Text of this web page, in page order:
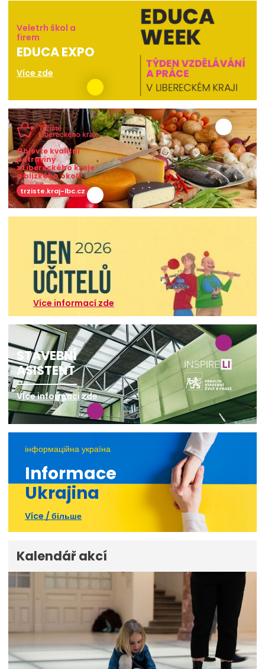
Veletrh škol a
firem
EDUCA EXPO
Více zde
Objevte kvalitní
potraviny
z Libereckého kraje
a blízkého okolí!
trziste.kraj-lbc.cz
Více informací zde
STAVEBNÍ
ASISTENT
Více informací zde
інформаційна україна
Informace
Ukrajina
Více / більше
Kalendář akcí